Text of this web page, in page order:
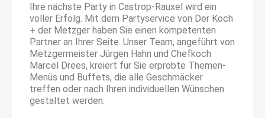
Ihre nächste Party in Castrop-Rauxel wird ein
voller Erfolg. Mit dem Partyservice von Der Koch
+ der Metzger haben Sie einen kompetenten
Partner an Ihrer Seite. Unser Team, angeführt von
Metzgermeister Jürgen Hahn und Chefkoch
Marcel Drees, kreiert für Sie erprobte Themen-
Menüs und Buffets, die alle Geschmäcker
treffen oder nach Ihren individuellen Wünschen
gestaltet werden.